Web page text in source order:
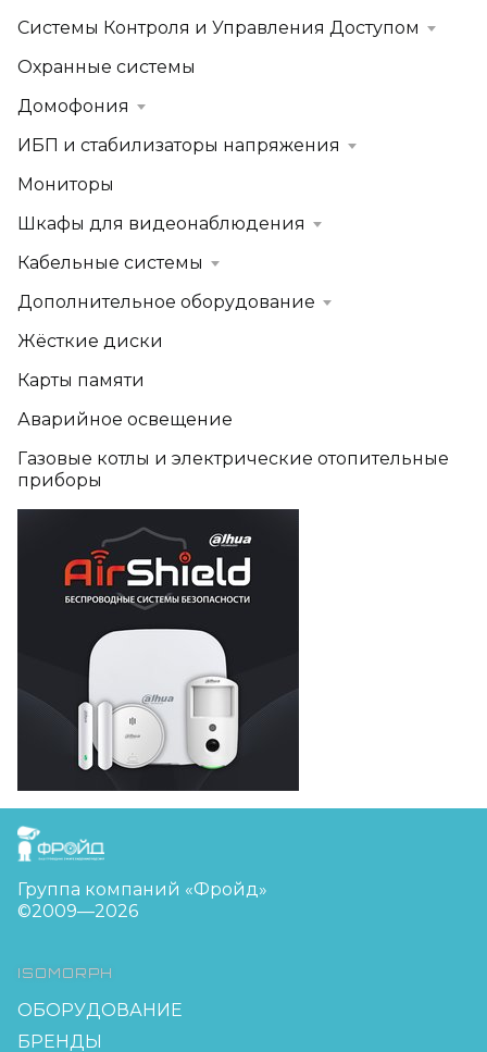
Системы Контроля и Управления Доступом
Охранные системы
Домофония
ИБП и стабилизаторы напряжения
Мониторы
Шкафы для видеонаблюдения
Кабельные системы
Дополнительное оборудование
Жёсткие диски
Карты памяти
Аварийное освещение
Газовые котлы и электрические отопительные
приборы
FreudGroup
Группа компаний «Фройд»
©2009—2026
ISOMORPH
ОБОРУДОВАНИЕ
БРЕНДЫ